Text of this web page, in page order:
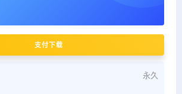
支付下载
永久